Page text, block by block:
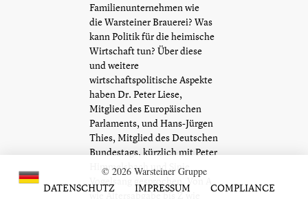
Familienunternehmen wie
dieWarsteinerBrauerei? Was
kann Politik für die heimische
Wirtschaft tun? Über diese
und weitere
wirtschaftspolitische Aspekte
haben Dr. Peter Liese,
Mitglied des Europäischen
Parlaments, und Hans-Jürgen
Thies, Mitglied des Deutschen
Bundestags, kürzlich mit Peter
Himmelsbach und Sinje
Vogelsang gesprochen. Von A
wie Altersabgabe bis Z wie
© 2026 Warsteiner Gruppe
DATENSCHUTZ
IMPRESSUM COMPLIANCE